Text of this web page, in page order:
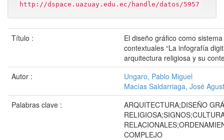
http://dspace.uazuay.edu.ec/handle/datos/5957
Título :
El diseño gráfico como
contextuales “La infografía
arquitectura religiosa y su
Autor :
Ungaro, Pablo Miguel
Macías Saldarriaga, José
Palabras clave :
ARQUITECTURA;DISEÑO
COMPLEJO